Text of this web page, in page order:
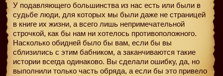
У подавляющего большинства из нас есть или были в
судьбе люди, для которых мы были даже не страницей
в книге их жизни, а всего лишь непримечательной
строчкой, как бы нам ни хотелось противоположного.
Насколько обидней было бы вам, если бы вы
сблизились с этим бабником, а заканчиваются такие
истории всегда одинаково. Вы сделали ошибку, да, но
выполнили только часть обряда, а если бы это привело